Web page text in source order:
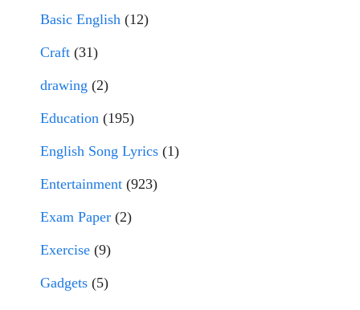
Basic English (12)
Craft (31)
drawing (2)
Education (195)
English Song Lyrics (1)
Entertainment (923)
Exam Paper (2)
Exercise (9)
Gadgets (5)